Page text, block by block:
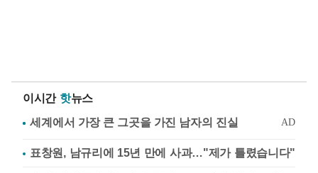
이시간 핫뉴스
표창원, 남규리에 15년 만에 사과…"제가 틀렸습니다"